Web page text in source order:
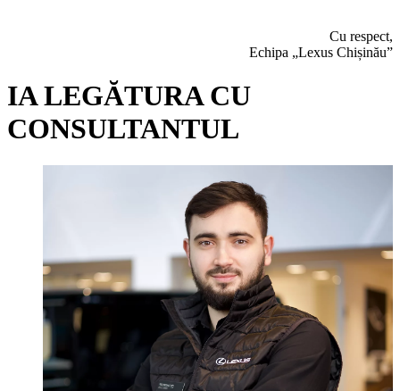
Cu respect,
Echipa „Lexus Chișinău”
IA LEGĂTURA CU
CONSULTANTUL